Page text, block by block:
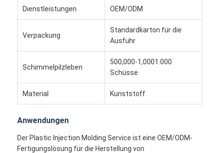
Haus
Produkte
Videos
Über uns
Dienstleistungen OEM/ODM
Verpackung
Standardkarton für die
Ausfuhr
Schimmelpilzleben
500,000-1,0001.000
Schüsse
Material Kunststoff
Anwendungen
Der Plastic Injection Molding Service ist eine OEM/ODM-
Fertigungslösung für die Herstellung von